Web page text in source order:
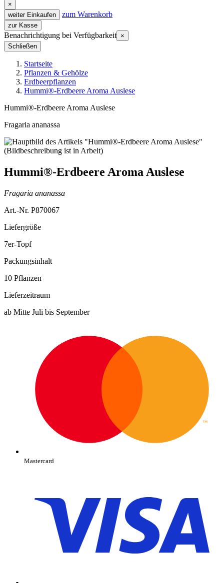
×
weiter Einkaufen
zum Warenkorb
zur Kasse
Benachrichtigung bei Verfügbarkeit ×
Schließen
Startseite
Pflanzen & Gehölze
Erdbeerpflanzen
Hummi®-Erdbeere Aroma Auslese
Hummi®-Erdbeere Aroma Auslese
Fragaria ananassa
Hummi®-Erdbeere Aroma Auslese
Fragaria ananassa
Art.-Nr. P870067
Liefergröße
7er-Topf
Packungsinhalt
10 Pflanzen
Lieferzeitraum
ab Mitte Juli bis September
Mastercard